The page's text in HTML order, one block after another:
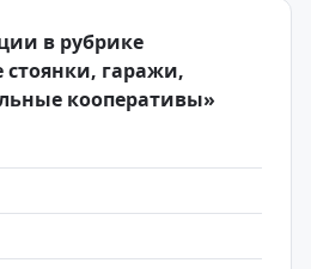
в рубрике
гаражи,
кооперативы»